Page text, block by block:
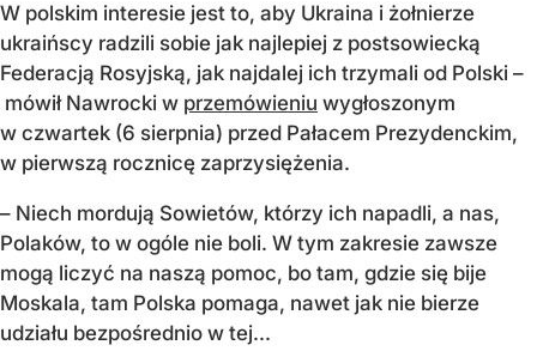
W polskim interesie jest to, aby Ukraina i żołnierze
ukraińscy radzili sobie jak najlepiej z postsowiecką
Federacją Rosyjską, jak najdalej ich trzymali od Polski –
mówił Nawrocki w przemówieniu wygłoszonym
w czwartek (6 sierpnia) przed Pałacem Prezydenckim,
w pierwszą rocznicę zaprzysiężenia.
– Niech mordują Sowietów, którzy ich napadli, a nas,
Polaków, to w ogóle nie boli. W tym zakresie zawsze
mogą liczyć na naszą pomoc, bo tam, gdzie się bije
Moskala, tam Polska pomaga, nawet jak nie bierze
udziału bezpośrednio w tej...